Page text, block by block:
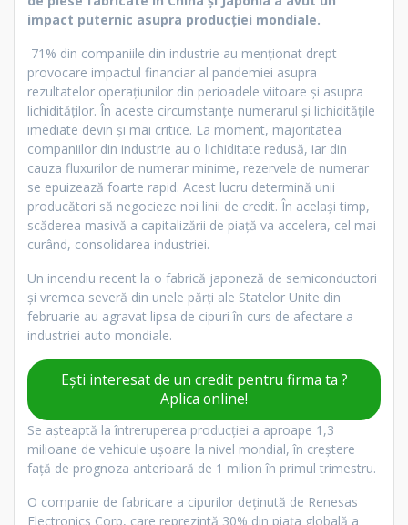
impact puternic asupra producției mondiale.
71% din companiile din industrie au menționat drept
provocare impactul financiar al pandemiei asupra
rezultatelor operațiunilor din perioadele viitoare și asupra
lichidităților. În aceste circumstanțe numerarul și lichiditățile
imediate devin și mai critice. La moment, majoritatea
companiilor din industrie au o lichiditate redusă, iar din
cauza fluxurilor de numerar minime, rezervele de numerar
se epuizează foarte rapid. Acest lucru determină unii
producători să negocieze noi linii de credit. În același timp,
scăderea masivă a capitalizării de piață va accelera, cel mai
curând, consolidarea industriei.
Un incendiu recent la o fabrică japoneză de semiconductori
și vremea severă din unele părți ale Statelor Unite din
februarie au agravat lipsa de cipuri în curs de afectare a
industriei auto mondiale.
Ești interesat de un credit pentru firma ta ?
Aplica online!
Se așteaptă la întreruperea producției a aproape 1,3
milioane de vehicule ușoare la nivel mondial, în creștere
față de prognoza anterioară de 1 milion în primul trimestru.
O companie de fabricare a cipurilor deținută de Renesas
Electronics Corp, care reprezintă 30% din piața globală a